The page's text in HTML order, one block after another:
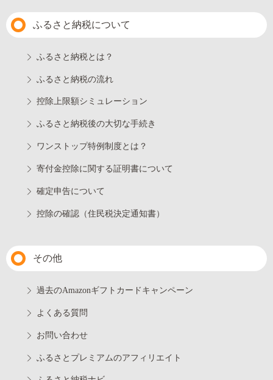
ふるさと納税について
ふるさと納税とは？
ふるさと納税の流れ
控除上限額シミュレーション
ふるさと納税後の大切な手続き
ワンストップ特例制度とは？
寄付金控除に関する証明書について
確定申告について
控除の確認（住民税決定通知書）
その他
過去のAmazonギフトカードキャンペーン
よくある質問
お問い合わせ
ふるさとプレミアムのアフィリエイト